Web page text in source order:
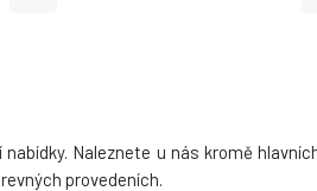
Naleznete u nás kromě
provedeních.